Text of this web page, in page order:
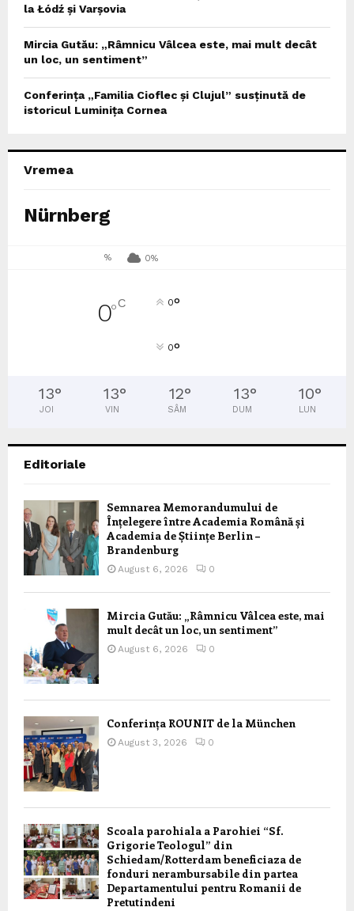
la Łódź și Varșovia
Mircia Gutău: „Râmnicu Vâlcea este, mai mult decât
un loc, un sentiment”
Conferința „Familia Cioflec și Clujul” susținută de
istoricul Luminița Cornea
Vremea
Nürnberg
% 0%
0°C 0°
0°
13°
JOI
13°
VIN
12°
SÂM
13°
DUM
10°
LUN
Editoriale
Semnarea Memorandumului de
Înțelegere între Academia Română și
Academia de Științe Berlin –
Brandenburg
August 6, 2026 0
Mircia Gutău: „Râmnicu Vâlcea este, mai
mult decât un loc, un sentiment”
August 6, 2026 0
Conferința ROUNIT de la München
August 3, 2026 0
Scoala parohiala a Parohiei “Sf.
Grigorie Teologul” din
Schiedam/Rotterdam beneficiaza de
fonduri nerambursabile din partea
Departamentului pentru Romanii de
Pretutindeni